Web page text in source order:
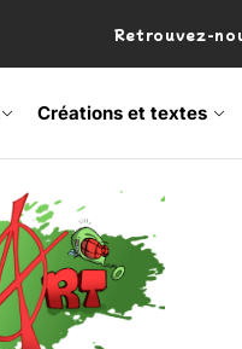
Retrouvez-
Créations et textes
(Lyon)
(Vaulx-en-Velin)